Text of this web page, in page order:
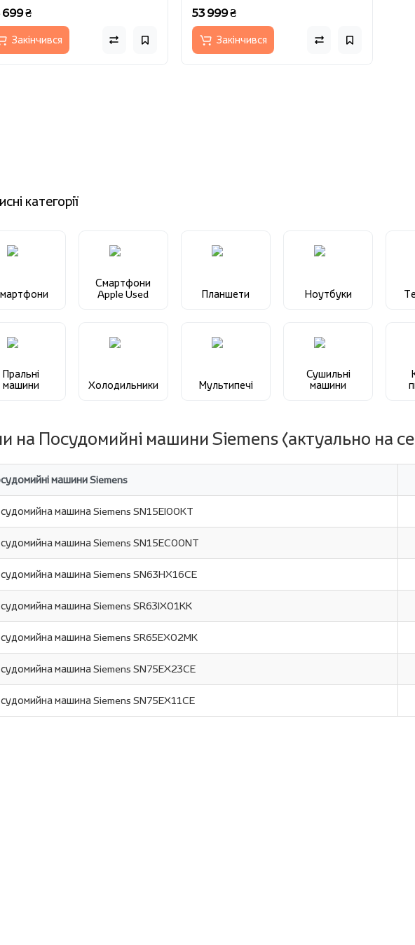
699 ₴
Закінчився
53 999 ₴
Закінчився
категорії
Смартфони
Apple Used
Планшети Ноутбуки
Пральні
машини
Холодильники Мультипечі
Сушильні
машини
на Посудомийні машини Siemens (актуально на
машини Siemens
машина Siemens SN15EI00KT
машина Siemens SN15EC00NT
машина Siemens SN63HX16CE
машина Siemens SR63IX01KK
машина Siemens SR65EX02MK
машина Siemens SN75EX23CE
машина Siemens SN75EX11CE